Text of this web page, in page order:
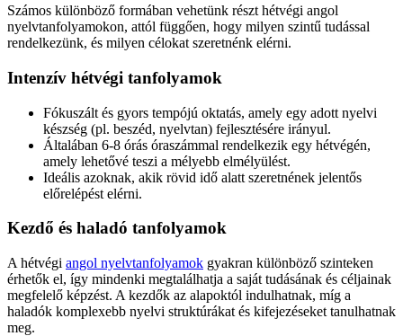
Számos különböző formában vehetünk részt hétvégi angol
nyelvtanfolyamokon, attól függően, hogy milyen szintű tudással
rendelkezünk, és milyen célokat szeretnénk elérni.
Intenzív hétvégi tanfolyamok
Fókuszált és gyors tempójú oktatás, amely egy adott nyelvi
készség (pl. beszéd, nyelvtan) fejlesztésére irányul.
Általában 6-8 órás óraszámmal rendelkezik egy hétvégén,
amely lehetővé teszi a mélyebb elmélyülést.
Ideális azoknak, akik rövid idő alatt szeretnének jelentős
előrelépést elérni.
Kezdő és haladó tanfolyamok
A hétvégi angol nyelvtanfolyamok gyakran különböző szinteken
érhetők el, így mindenki megtalálhatja a saját tudásának és céljainak
megfelelő képzést. A kezdők az alapoktól indulhatnak, míg a
haladók komplexebb nyelvi struktúrákat és kifejezéseket tanulhatnak
meg.